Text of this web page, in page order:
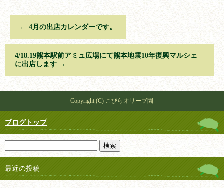
← 4月の出店カレンダーです。
4/18.19熊本駅前アミュ広場にて熊本地震10年復興マルシェ
に出店します →
Copyright (C) こびらオリーブ園
ブログトップ
最近の投稿